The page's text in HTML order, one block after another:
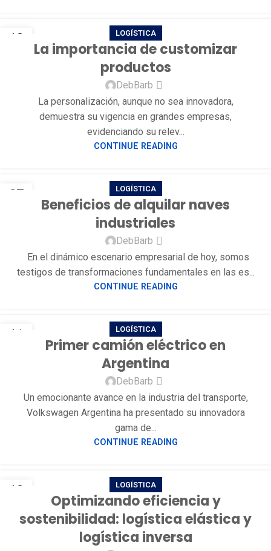
13 LOGÍSTICA
La importancia de customizar
productos
DebBarb
La personalización, aunque no sea innovadora,
demuestra su vigencia en grandes empresas,
evidenciando su relev...
CONTINUE READING
27 LOGÍSTICA
Beneficios de alquilar naves
industriales
DebBarb
En el dinámico escenario empresarial de hoy, somos
testigos de transformaciones fundamentales en las es...
CONTINUE READING
11 LOGÍSTICA
Primer camión eléctrico en
Argentina
DebBarb
Un emocionante avance en la industria del transporte,
Volkswagen Argentina ha presentado su innovadora
gama de...
CONTINUE READING
12 LOGÍSTICA
Optimizando eficiencia y
sostenibilidad: logística elástica y
logística inversa